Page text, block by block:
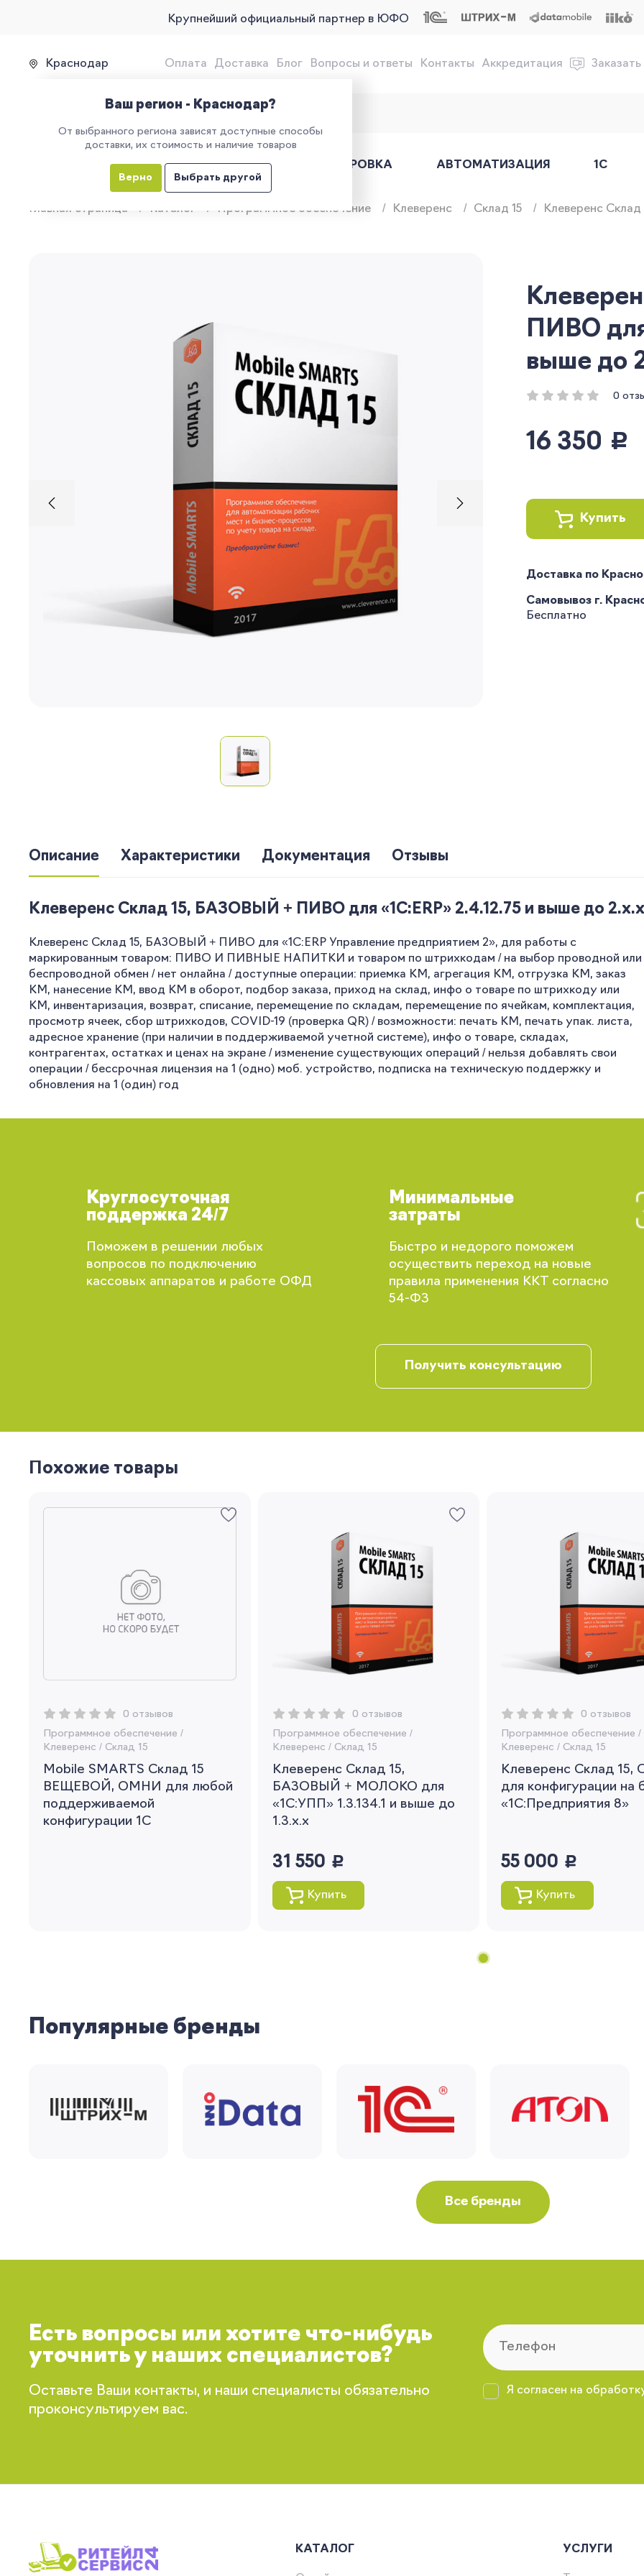
Крупнейший официальный партнер в ЮФО
Краснодар Оплата Доставка Блог Вопросы и ответы Контакты Аккредитация Заказать
Продажа, подключение и обслуживание онлайн-касс
УСЛУГИ ЕГАИС МАРКИРОВКА АВТОМАТИЗАЦИЯ 1С
Главная страница Каталог Программное обеспечение Клеверенс Склад 15 Клеверенс
ПИВО для
выше до
0
16 350 руб.
Купить
Доставка по
Самовывоз г.
Бесплатно
Описание Характеристики Документация Отзывы
Клеверенс Склад 15, БАЗОВЫЙ + ПИВО для «1С:ERP» 2.4.12.75 и выше до
Клеверенс Склад 15, БАЗОВЫЙ + ПИВО для «1С:ERP Управление предприятием 2», для работы с
маркированным товаром: ПИВО И ПИВНЫЕ НАПИТКИ и товаром по штрихкодам / на выбор проводной или
беспроводной обмен / нет онлайна / доступные операции: приемка КМ, агрегация КМ, отгрузка КМ, заказ
КМ, нанесение КМ, ввод КМ в оборот, подбор заказа, приход на склад, инфо о товаре по штрихкоду или
КМ, инвентаризация, возврат, списание, перемещение по складам, перемещение по ячейкам, комплектация,
просмотр ячеек, сбор штрихкодов, COVID-19 (проверка QR) / возможности: печать КМ, печать упак. листа,
адресное хранение (при наличии в поддерживаемой учетной системе), инфо о товаре, складах,
контрагентах, остатках и ценах на экране / изменение существующих операций / нельзя добавлять свои
операции / бессрочная лицензия на 1 (одно) моб. устройство, подписка на техническую поддержку и
обновления на 1 (один) год
Круглосуточная
поддержка 24/7
Поможем в решении любых
вопросов по подключению
кассовых аппаратов и работе ОФД
Минимальные
затраты
Быстро и недорого поможем
осуществить переход на новые
правила применения ККТ согласно
54-ФЗ
Получить консультацию
Похожие товары
0 отзывов
Программное обеспечение /
Клеверенс / Склад 15
Mobile SMARTS Склад 15
ВЕЩЕВОЙ, ОМНИ для любой
поддерживаемой
конфигурации 1С
0 отзывов
Программное обеспечение /
Клеверенс / Склад 15
Клеверенс Склад 15,
БАЗОВЫЙ + МОЛОКО для
«1С:УПП» 1.3.134.1 и выше до
1.3.x.x
31 550 руб.
Купить
0 отзывов
Программное обеспечение /
Клеверенс / Склад 15
Клеверенс Склад
для конфигурации на
«1С:Предприятия 8»
55 000 руб.
Купить
Популярные бренды
Все бренды
Есть вопросы или хотите что-нибудь
уточнить у наших специалистов?
Оставьте Ваши контакты, и наши специалисты обязательно
проконсультируем вас.
Я согласен на
КАТАЛОГ УСЛУГИ
заказов и получать индивидуальные
рекомендации
Я согласен на обработку моих
Запомнить меня
Вы сможете отслеживать статус своих
заказов и получать индивидуальные
Ваш регион - Краснодар?
От выбранного региона зависят доступные способы
доставки, их стоимость и наличие товаров
Верно Выбрать другой